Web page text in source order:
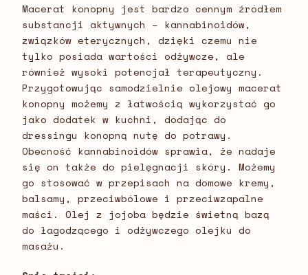
Macerat konopny jest bardzo cennym źródłem
substancji aktywnych – kannabinoidów,
związków eterycznych, dzięki czemu nie
tylko posiada wartości odżywcze, ale
również wysoki potencjał terapeutyczny.
Przygotowując samodzielnie olejowy macerat
konopny możemy z łatwością wykorzystać go
jako dodatek w kuchni, dodając do
dressingu konopną nutę do potrawy.
Obecność kannabinoidów sprawia, że nadaje
się on także do pielęgnacji skóry. Możemy
go stosować w przepisach na domowe kremy,
balsamy, przeciwbólowe i przeciwzapalne
maści. Olej z jojoba będzie świetną bazą
do łagodzącego i odżywczego olejku do
masażu.